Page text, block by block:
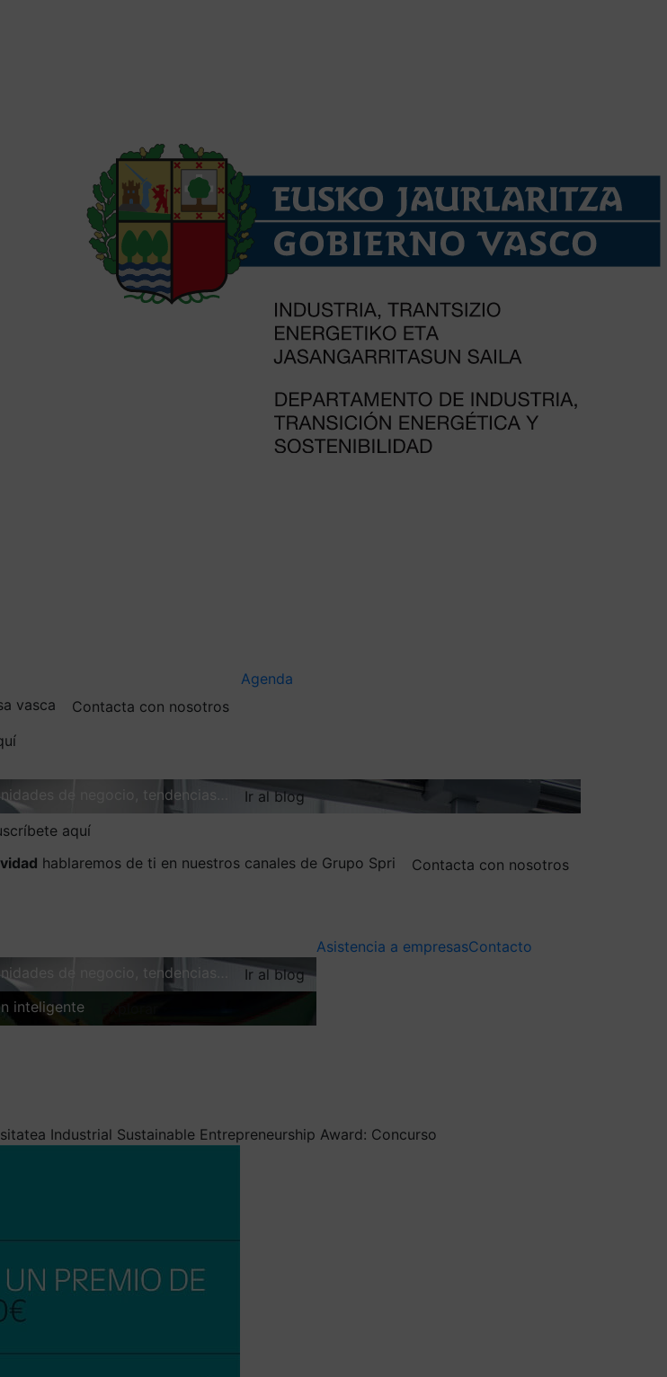
vasca
Contacta con nosotros
Agenda
de negocio, tendencias…
Ir al blog
aquí
hablaremos de ti en nuestros canales de Grupo Spri
Contacta con nosotros
de negocio, tendencias…
Ir al blog
inteligente
Asistencia a empresasContacto
Industrial Sustainable Entrepreneurship Award: Concurso